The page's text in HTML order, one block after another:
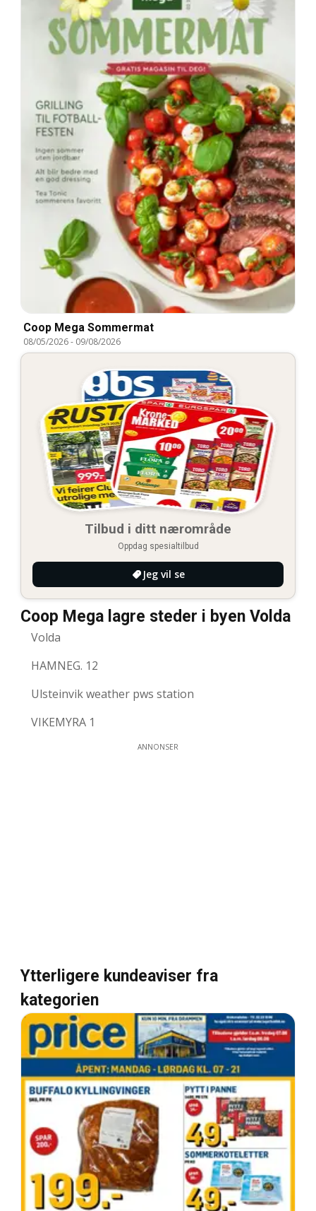
Coop Mega Sommermat
08/05/2026- 09/08/2026
Tilbud i ditt nærområde
Oppdag spesialtilbud
Jeg vil se
Coop Mega lagre steder i byen Volda
Volda
HAMNEG. 12
Ulsteinvik weather pws station
VIKEMYRA 1
ANNONSER
Ytterligere kundeaviser fra
kategorien